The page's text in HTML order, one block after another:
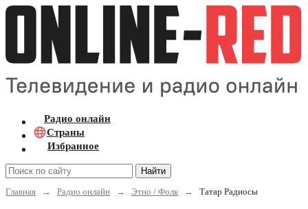
Радио онлайн
Страны
Избранное
Найти
Главная
→ Радио онлайн → Этно / Фолк → Татар Радиосы